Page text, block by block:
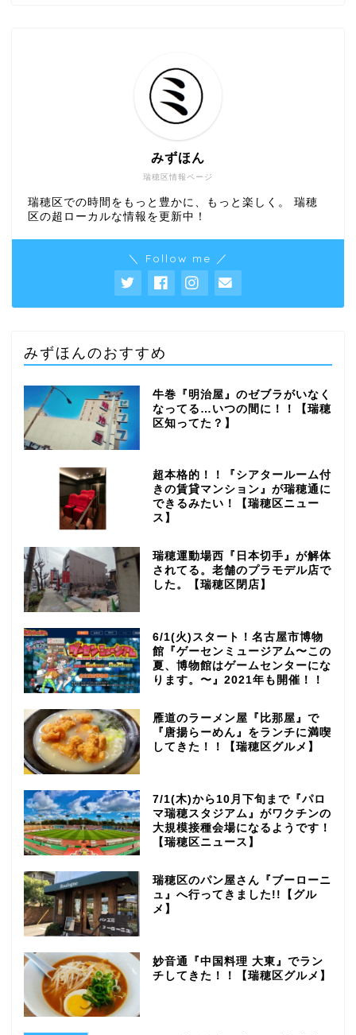
瑞穂区情報ページ
みずほん
瑞穂区での時間をもっと豊かに、もっと楽しく。 瑞穂
区の超ローカルな情報を更新中！
＼ Follow me ／
みずほんのおすすめ
牛巻『明治屋』のゼブラがいなく
なってる…いつの間に！！【瑞穂
区知ってた？】
超本格的！！『シアタールーム付
きの賃貸マンション』が瑞穂通に
できるみたい！【瑞穂区ニュー
ス】
瑞穂運動場西『日本切手』が解体
されてる。老舗のプラモデル店で
した。【瑞穂区閉店】
6/1(火)スタート！名古屋市博物
館『ゲーセンミュージアム〜この
夏、博物館はゲームセンターにな
ります。〜』2021年も開催！！
雁道のラーメン屋『比那屋』で
『唐揚らーめん』をランチに満喫
してきた！！【瑞穂区グルメ】
7/1(木)から10月下旬まで『パロ
マ瑞穂スタジアム』がワクチンの
大規模接種会場になるようです！
【瑞穂区ニュース】
瑞穂区のパン屋さん『ブーローニ
ュ』へ行ってきました!!【グル
メ】
妙音通『中国料理 大東』でラン
チしてきた！！【瑞穂区グルメ】